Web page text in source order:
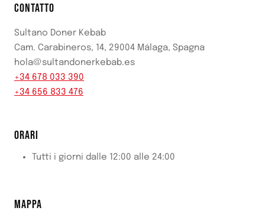
CONTATTO
Sultano Doner Kebab
Cam. Carabineros, 14, 29004 Málaga, Spagna
hola@sultandonerkebab.es
+34 678 033 390
+34 656 833 476
ORARI
Tutti i giorni dalle 12:00 alle 24:00
MAPPA